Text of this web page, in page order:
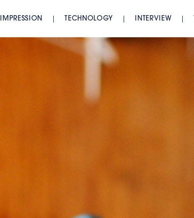
IMPRESSION TECHNOLOGY INTERVIEW